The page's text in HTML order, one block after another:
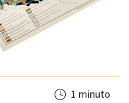
1 minuto